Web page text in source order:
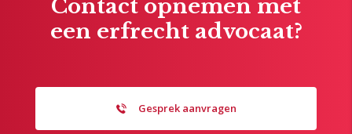
Contact opnemen met
een erfrecht advocaat?
Gesprek aanvragen